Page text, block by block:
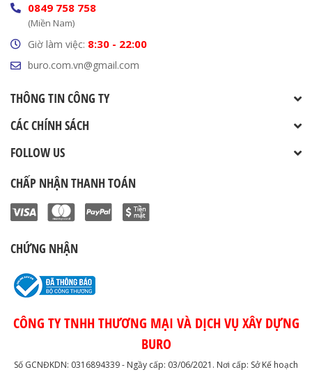
0849 758 758
(Miền Nam)
Giờ làm việc: 8:30 - 22:00
buro.com.vn@gmail.com
THÔNG TIN CÔNG TY
CÁC CHÍNH SÁCH
FOLLOW US
CHẤP NHẬN THANH TOÁN
CHỨNG NHẬN
CÔNG TY TNHH THƯƠNG MẠI VÀ DỊCH VỤ XÂY DỰNG
BURO
Số GCNĐKDN: 0316894339 - Ngầy cấp: 03/06/2021. Nơi cấp: Sở Kế hoạch